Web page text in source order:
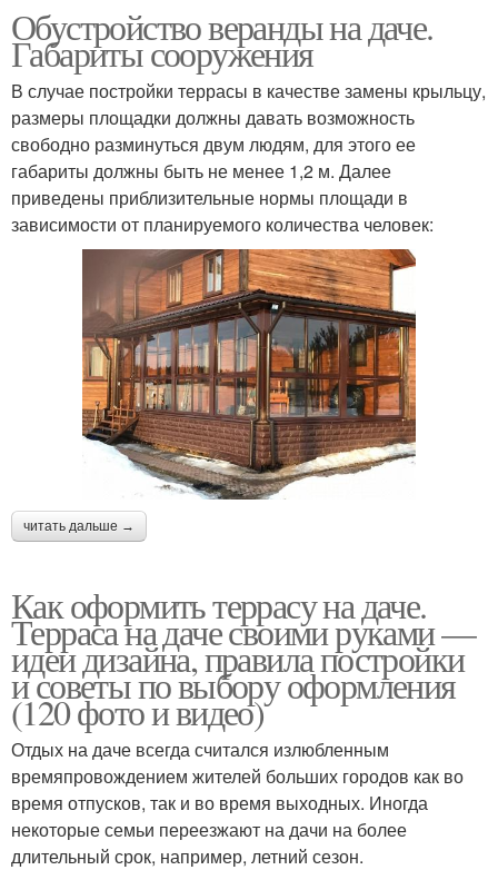
Обустройство веранды на даче.
Габариты сооружения
В случае постройки террасы в качестве замены крыльцу,
размеры площадки должны давать возможность
свободно разминуться двум людям, для этого ее
габариты должны быть не менее 1,2 м. Далее
приведены приблизительные нормы площади в
зависимости от планируемого количества человек:
читать дальше →
Как оформить террасу на даче.
Терраса на даче своими руками —
идеи дизайна, правила постройки
и советы по выбору оформления
(120 фото и видео)
Отдых на даче всегда считался излюбленным
времяпровождением жителей больших городов как во
время отпусков, так и во время выходных. Иногда
некоторые семьи переезжают на дачи на более
длительный срок, например, летний сезон.